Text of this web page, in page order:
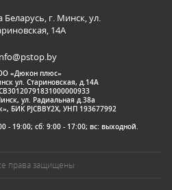
Беларусь, г. Минск, ул.
14А
«Дюкон плюс»
ул. Стариновская, д.14А
ул. Радиальная д.38а
БИК PJCBBY2X, УНП 193677992
- 19:00; сб: 9:00 - 17:00; вс: выходной.
права защищены